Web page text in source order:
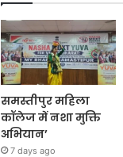
समस्तीपुर महिला
कॉलेज में नशा मुक्ति
अभियान’
7 days ago